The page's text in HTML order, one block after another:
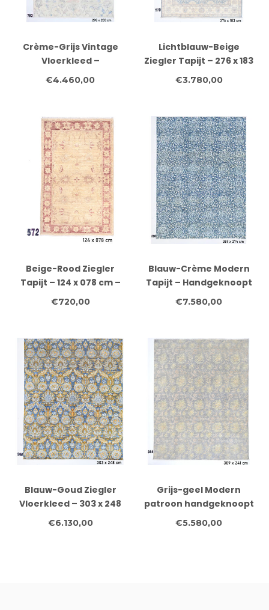
Crème-Grijs Vintage
Vloerkleed –
Bloemenpatroon – 298
€4.460,00
Lichtblauw-Beige
Ziegler Tapijt – 276 x 183
cm – Handgeknoopt
€3.780,00
Beige-Rood Ziegler
Tapijt – 124 x 078 cm –
Handgeknoopt Wol
€720,00
Blauw-Crème Modern
Tapijt – Handgeknoopt
– 369 x 274 cm – Wol
€7.580,00
Blauw-Goud Ziegler
Vloerkleed – 303 x 248
cm – Handgeknoopt
€6.130,00
Grijs-geel Modern
patroon handgeknoopt
wollen vloerkleed – 309
x 241 cm
€5.580,00